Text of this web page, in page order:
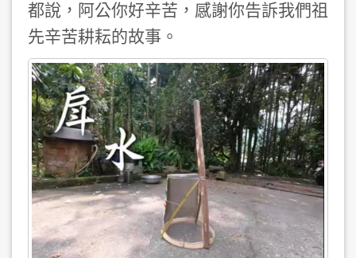
都說，阿公你好辛苦，感謝你告訴我們祖
先辛苦耕耘的故事。